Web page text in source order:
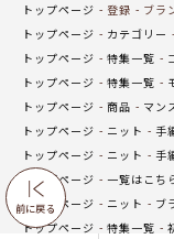
前に戻る
トップページ 登録
ブラ
トップページ
カテゴリー
トップページ
特集一覧
トップページ
特集一覧
トップページ
商品 マン
トップページ
ニット 手
トップページ
ニット 手
トップページ
一覧はこち
トップページ
ニット ブ
トップページ
特集一覧